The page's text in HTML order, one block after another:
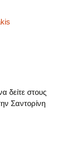
δείτε στους
Σαντορίνη